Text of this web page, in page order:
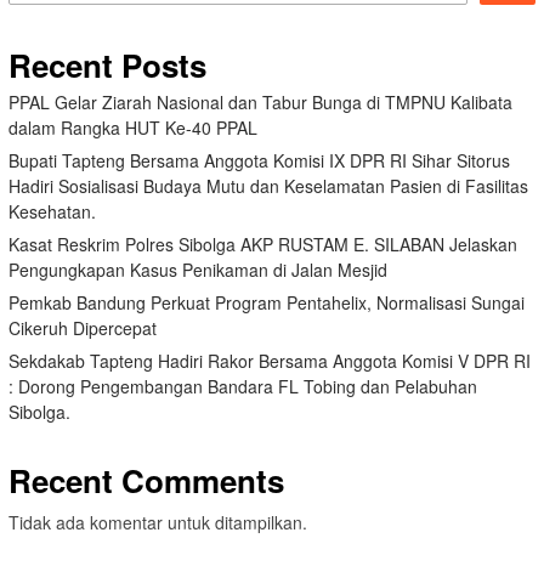
Recent Posts
PPAL Gelar Ziarah Nasional dan Tabur Bunga di TMPNU Kalibata
dalam Rangka HUT Ke-40 PPAL
Bupati Tapteng Bersama Anggota Komisi IX DPR RI Sihar Sitorus
Hadiri Sosialisasi Budaya Mutu dan Keselamatan Pasien di Fasilitas
Kesehatan.
Kasat Reskrim Polres Sibolga AKP RUSTAM E. SILABAN Jelaskan
Pengungkapan Kasus Penikaman di Jalan Mesjid
Pemkab Bandung Perkuat Program Pentahelix, Normalisasi Sungai
Cikeruh Dipercepat
Sekdakab Tapteng Hadiri Rakor Bersama Anggota Komisi V DPR RI
: Dorong Pengembangan Bandara FL Tobing dan Pelabuhan
Sibolga.
Recent Comments
Tidak ada komentar untuk ditampilkan.